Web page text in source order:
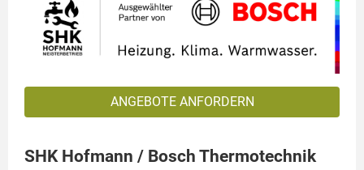
ANGEBOTE ANFORDERN
SHK Hofmann / Bosch Thermotechnik